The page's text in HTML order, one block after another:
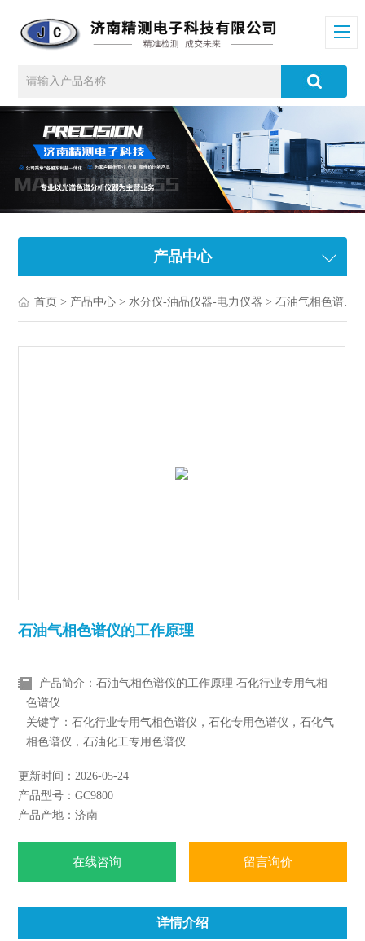
产品中心
首页 > 产品中心 >水分仪-油品仪器-电力仪器 >石油气相色谱仪
石油气相色谱仪的工作原理
产品简介：石油气相色谱仪的工作原理 石化行业专用气相
色谱仪
关键字：石化行业专用气相色谱仪，石化专用色谱仪，石化气
相色谱仪，石油化工专用色谱仪
（1）GB 17930-2006《车用汽油》
（2）GB 18351-2004《车用乙醇汽油》
（2）SH/T 0663-1998《汽油中某些醇类和醚类含氧化合物的测
定（气相色谱法）》
（3）SH/T 0693-2000《汽油中芳烃含量测定法（气相色谱
更新时间：2026-05-24
产品型号：GC9800
产品产地：济南
在线咨询 留言询价
详情介绍